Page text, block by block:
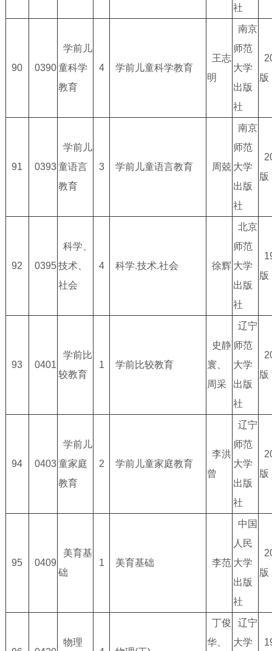
社
90 0390
学前儿
童科学
教育
4 学前儿童科学教育
王志
明
南京
师范
大学
出版
社
版
91 0393
学前儿
童语言
教育
3 学前儿童语言教育 周兢
南京
师范
大学
出版
社
版
92 0395
科学、
技术、
社会
4 科学.技术.社会 徐辉
北京
师范
大学
出版
社
版
93 0401
学前比
较教育
1 学前比较教育
史静
寰、
周采
辽宁
师范
大学
出版
社
版
94 0403
学前儿
童家庭
教育
2 学前儿童家庭教育
李洪
曾
辽宁
师范
大学
出版
社
版
95 0409
美育基
础
1 美育基础 李范
中国
人民
大学
出版
社
版
物理
丁俊
华、
辽宁
大学